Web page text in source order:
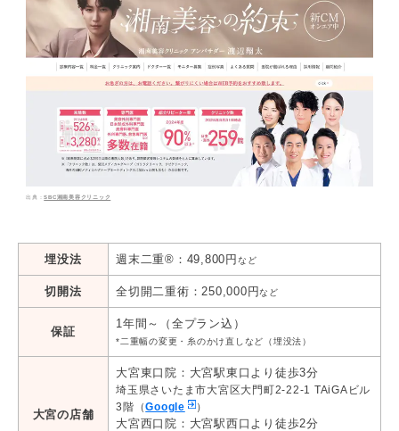
SBC湘南美容クリニック
埋没法 週末二重®：49,800円など
切開法 全切開二重術：250,000円など
保証
1年間～（全プラン込）
*二重幅の変更・糸のかけ直しなど（埋没法）
大宮の店舗
大宮東口院：大宮駅東口より徒歩3分
埼玉県さいたま市大宮区大門町2-22-1 TAiGAビル
3階（Google ）
大宮西口院：大宮駅西口より徒歩2分